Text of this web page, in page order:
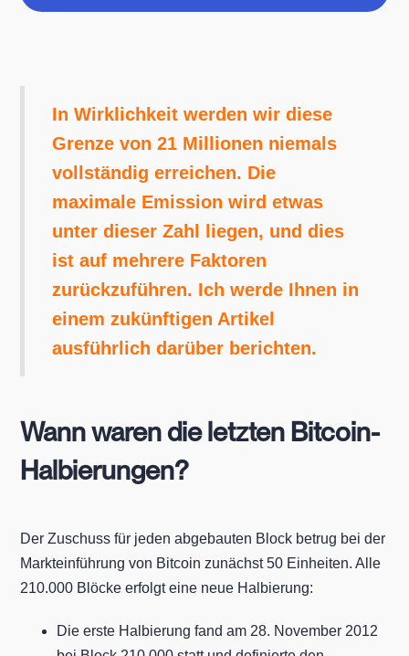
In Wirklichkeit werden wir diese
Grenze von 21 Millionen niemals
vollständig erreichen. Die
maximale Emission wird etwas
unter dieser Zahl liegen, und dies
ist auf mehrere Faktoren
zurückzuführen. Ich werde Ihnen in
einem zukünftigen Artikel
ausführlich darüber berichten.
Wann waren die letzten Bitcoin-
Halbierungen?
Der Zuschuss für jeden abgebauten Block betrug bei der
Markteinführung von Bitcoin zunächst 50 Einheiten. Alle
210.000 Blöcke erfolgt eine neue Halbierung:
Die erste Halbierung fand am 28. November 2012